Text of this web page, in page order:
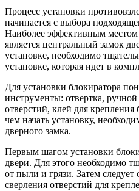
Процесс установки
начинается с выбора
Наиболее эффективным местом
является центральный замок
установке, необходимо
установке, которая идет в
Для установки блокиратора
инструменты: отвертка,
отверстий, клей для
чем начать установку,
дверного замка.
Первым шагом установки
двери. Для этого необходимо
от пыли и грязи. Затем следует
сверления отверстий для